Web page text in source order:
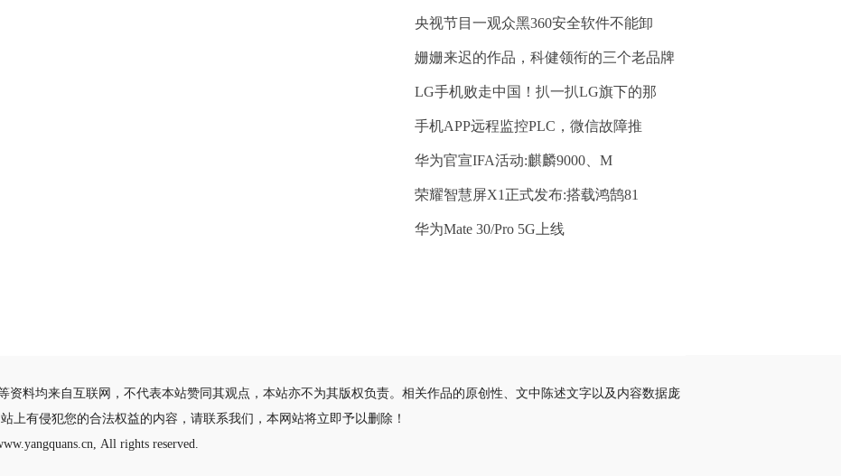
央视节目一观众黑360安全软件不能卸
姗姗来迟的作品，科健领衔的三个老品牌
LG手机败走中国！扒一扒LG旗下的那
手机APP远程监控PLC，微信故障推
华为官宣IFA活动:麒麟9000、M
荣耀智慧屏X1正式发布:搭载鸿鹄81
华为Mate 30/Pro 5G上线
资料均来自互联网，不代表本站赞同其观点，本站亦不为其版权负责。相关作品的原创性、文中陈述文字以及内容数据庞
上有侵犯您的合法权益的内容，请联系我们，本网站将立即予以删除！
All rights reserved.